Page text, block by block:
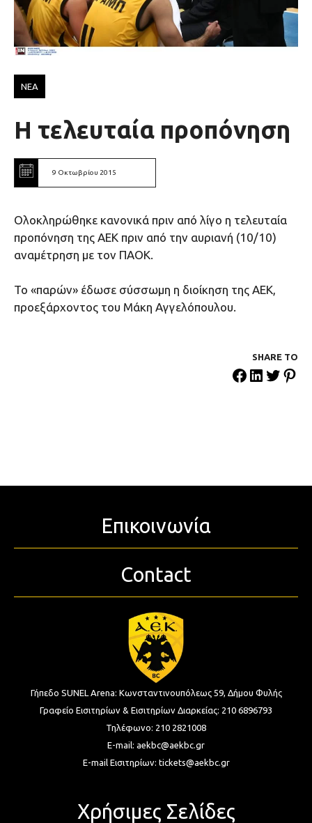
ΝΕΑ
Η τελευταία προπόνηση
9 Οκτωβρίου 2015
Ολοκληρώθηκε κανονικά πριν από λίγο η τελευταία
προπόνηση της ΑΕΚ πριν από την αυριανή (10/10)
αναμέτρηση με τον ΠΑΟΚ.
Το «παρών» έδωσε σύσσωμη η διοίκηση της ΑΕΚ,
προεξάρχοντος του Μάκη Αγγελόπουλου.
SHARE ΤΟ
Επικοινωνία
Contact
Γήπεδο SUNEL Arena: Κωνσταντινουπόλεως 59, Δήμου Φυλής
Γραφείο Εισιτηρίων & Εισιτηρίων Διαρκείας: 210 6896793
Τηλέφωνο: 210 2821008
E-mail: aekbc@aekbc.gr
E-mail Εισιτηρίων: tickets@aekbc.gr
Χρήσιμες Σελίδες